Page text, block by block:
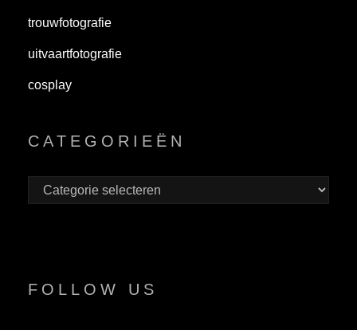
trouwfotografie
uitvaartfotografie
cosplay
CATEGORIEËN
Categorieën
FOLLOW US